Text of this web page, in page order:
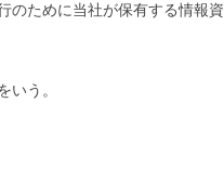
ために当社が保有する情報
いう。